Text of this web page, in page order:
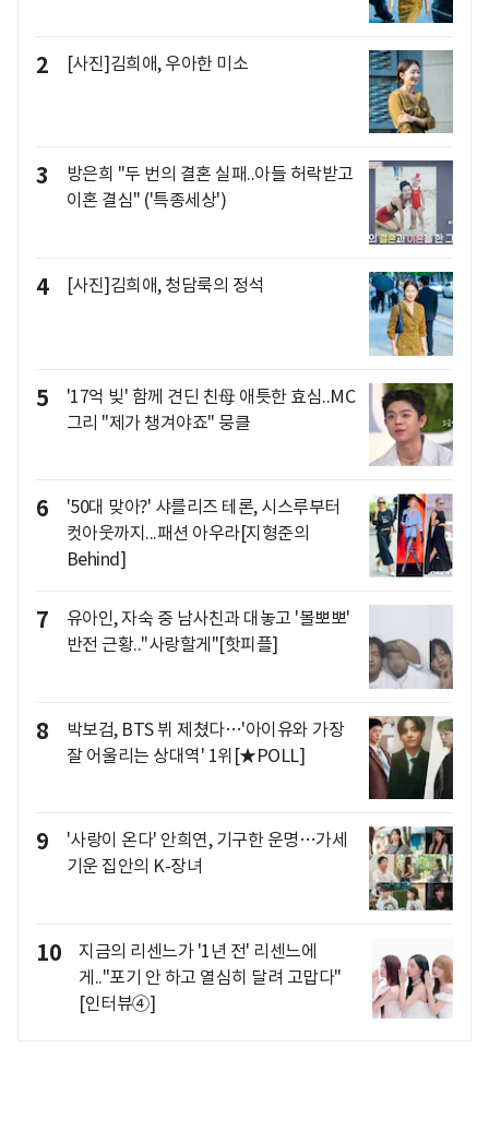
2 [사진]김희애, 우아한 미소
3
방은희 "두 번의 결혼 실패..아들 허락받고
이혼 결심" ('특종세상')
4 [사진]김희애, 청담룩의 정석
5
'17억 빚' 함께 견딘 친母 애틋한 효심..MC
그리 "제가 챙겨야죠" 뭉클
6
'50대 맞아?' 샤를리즈 테론, 시스루부터
컷아웃까지...패션 아우라[지형준의
Behind]
7
유아인, 자숙 중 남사친과 대놓고 '볼뽀뽀'
반전 근황.."사랑할게"[핫피플]
8
박보검, BTS 뷔 제쳤다…'아이유와 가장
잘 어울리는 상대역' 1위[★POLL]
9
'사랑이 온다' 안희연, 기구한 운명…가세
기운 집안의 K-장녀
10
지금의 리센느가 '1년 전' 리센느에
게.."포기 안 하고 열심히 달려 고맙다"
[인터뷰④]